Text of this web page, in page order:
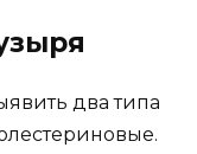
два типа